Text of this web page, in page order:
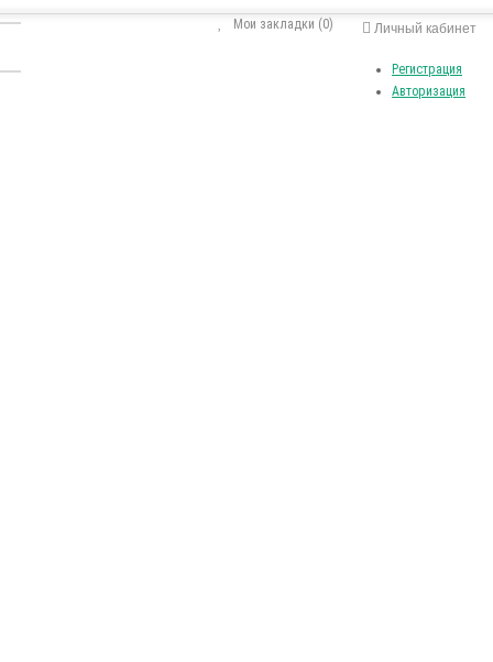
Личный кабинет
Регистрация
Авторизация
Мои закладки (0)